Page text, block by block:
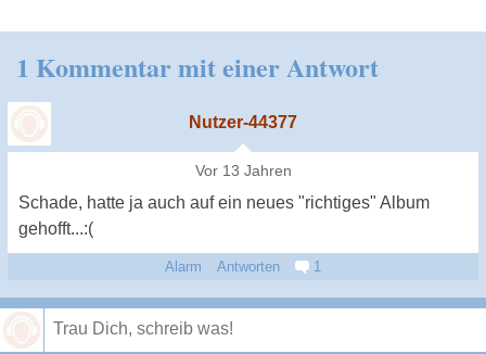
1 Kommentar mit einer Antwort
Nutzer-44377
Vor 13 Jahren
Schade, hatte ja auch auf ein neues "richtiges" Album
gehofft...:(
Alarm Antworten 1